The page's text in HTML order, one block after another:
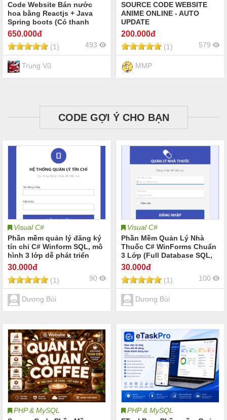
Code Website Bán nước
hoa bằng Reactjs + Java
Spring boots (Có thanh
toán online VN pay và có
đăng kí gửi mail xác nhận)
Code đồ án Code đồ án
650.000đ
(1) 493
Trung Vũ
SOURCE CODE WEBSITE
ANIME ONLINE - AUTO
UPDATE
200.000đ
(1) 579
MMP
CODE GỢI Ý CHO BẠN
Visual C#
Phần mềm quản lý đăng ký
tín chỉ C# Winform SQL, mô
hình 3 lớp dễ phát triển
30.000đ
(1) 90
Dương Bùi
Visual C#
Phần Mềm Quản Lý Nhà
Thuốc C# WinForms Chuẩn
3 Lớp (Full Database SQL,
Backup & Restore)
30.000đ
(1) 100
Dương Bùi
PHP & MySQL
PHP & MySQL